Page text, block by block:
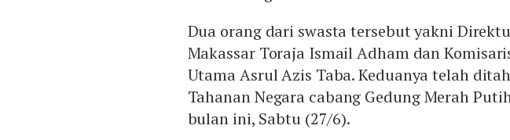
Dua orang dari swasta tersebut yakni
Makassar Toraja Ismail Adham dan
Utama Asrul Azis Taba. Keduanya telah
Tahanan Negara cabang Gedung Merah
bulan ini, Sabtu (27/6).